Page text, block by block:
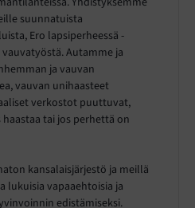
suunnatuista
Ero lapsiperheessä -
Autamme ja
ja vauvan
vauvan unihaasteet
verkostot puuttuvat,
tai jos perhettä on
kansalaisjärjestö ja meillä
vapaaehtoisia ja
edistämiseksi.